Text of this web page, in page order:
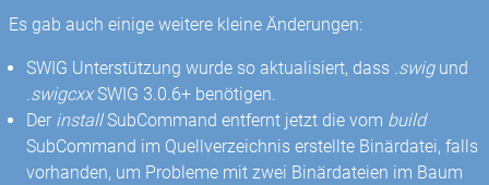
Es gab auch einige weitere kleine Änderungen:
SWIG Unterstützung wurde so aktualisiert, dass .swigund
.swigcxxSWIG 3.0.6+ benötigen.
Der installSubCommand entfernt jetzt die vom build
SubCommand im Quellverzeichnis erstellte Binärdatei, falls
vorhanden, um Probleme mit zwei Binärdateien im Baum